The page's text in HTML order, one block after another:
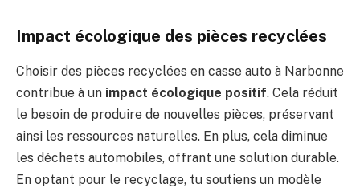
Impact écologique des pièces recyclées
Choisir des pièces recyclées en casse auto à Narbonne
contribue à un impact écologique positif. Cela réduit
le besoin de produire de nouvelles pièces, préservant
ainsi les ressources naturelles. En plus, cela diminue
les déchets automobiles, offrant une solution durable.
En optant pour le recyclage, tu soutiens un modèle